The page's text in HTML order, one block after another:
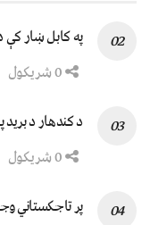
په کابل ښار
د کندهار د
پر تاجکستاني